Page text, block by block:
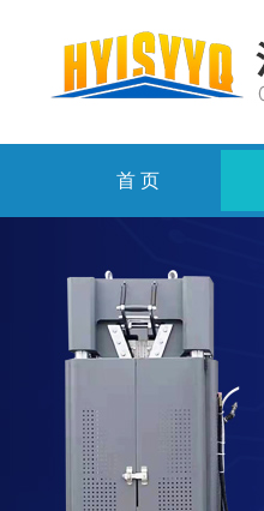
首 页